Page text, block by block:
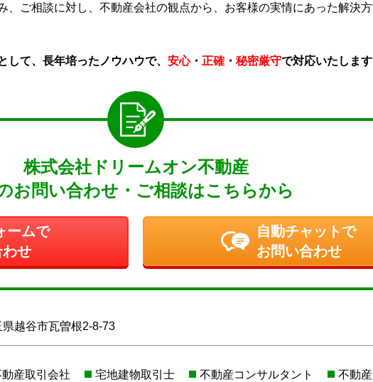
、ご相談に対し、不動産会社の観点から、お客様の実情にあった解決
して、長年培ったノウハウで、 安心・ 正確 ・ 秘密厳守で対応いたします
株式会社ドリームオン不動産
お問い合わせ・ご相談はこちらから
ームで
せ
自動チャットで
お問い合わせ
県越谷市瓦曽根2-8-73
動産取引会社 宅地建物取引士 不動産コンサルタント
不動